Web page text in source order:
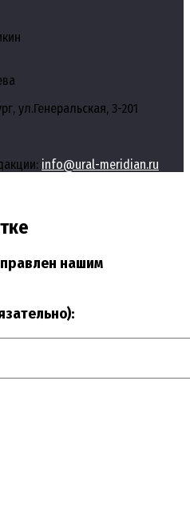
ул.Генеральская, 3-201
info@ural-meridian.ru
нашим